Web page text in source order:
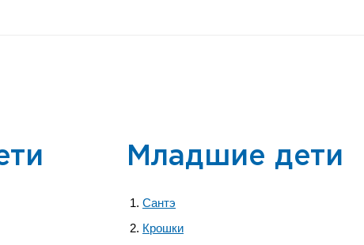
Младшие дети
Сантэ
Крошки